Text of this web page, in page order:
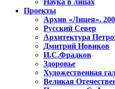
Проекты
Архив «Лицея».
Русский Север
Архитектура
Дмитрий Новиков
И.С.Фрадков
Здоровье
Художественная
Великая